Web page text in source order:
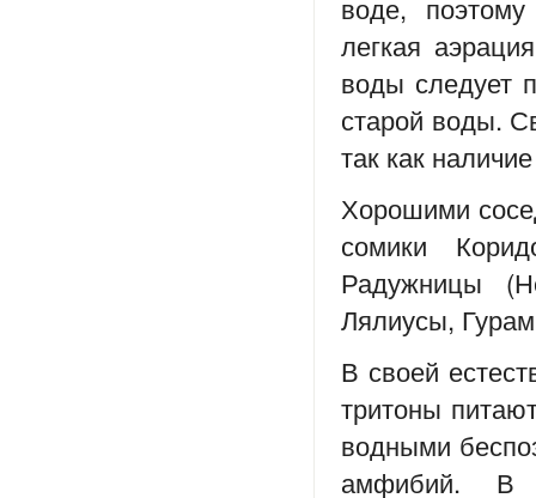
воде,
легкая
воды следует
старой воды.
так как
Хорошими
сомики
Радужницы
Лялиусы,
В своей
тритоны
водными
амфибий. В